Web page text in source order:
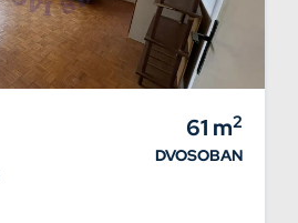
61 m2
DVOSOBAN